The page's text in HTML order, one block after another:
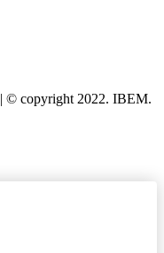
| © copyright 2022. IBEM.